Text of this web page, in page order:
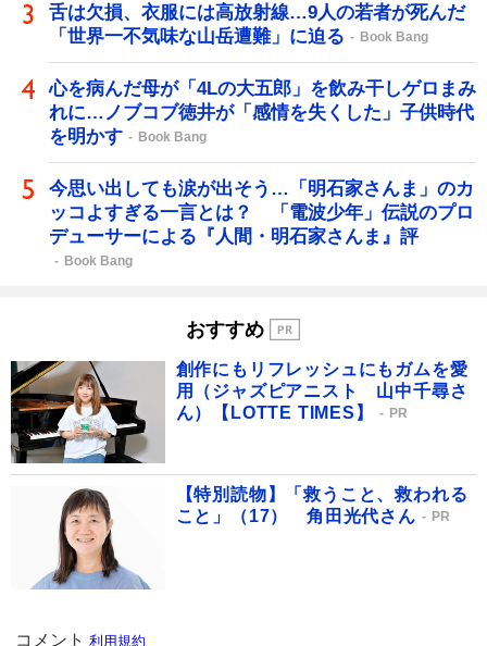
舌は欠損、衣服には高放射線…9人の若者が死んだ
「世界一不気味な山岳遭難」に迫る
Book Bang
心を病んだ母が「4Lの大五郎」を飲み干しゲロまみ
れに…ノブコブ徳井が「感情を失くした」子供時代
を明かす
Book Bang
今思い出しても涙が出そう…「明石家さんま」のカ
ッコよすぎる一言とは？ 「電波少年」伝説のプロ
デューサーによる『人間・明石家さんま』評
Book Bang
おすすめ
創作にもリフレッシュにもガムを愛
用（ジャズピアニスト 山中千尋さ
ん）【LOTTE TIMES】
PR
【特別読物】「救うこと、救われる
こと」（17） 角田光代さん
PR